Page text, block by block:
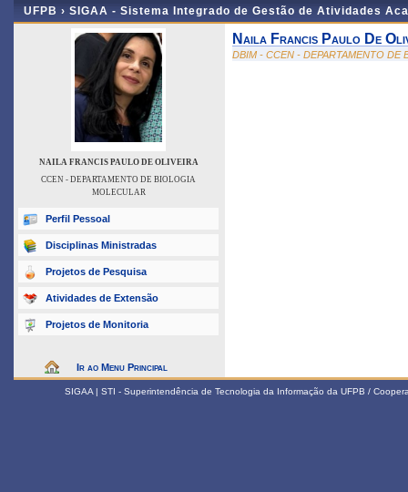
UFPB › SIGAA - Sistema Integrado de Gestão de Atividades
NAILA FRANCIS PAULO DE OLIVEIRA
CCEN - DEPARTAMENTO DE BIOLOGIA
MOLECULAR
Perfil Pessoal
Disciplinas Ministradas
Projetos de Pesquisa
Atividades de Extensão
Projetos de Monitoria
Ir ao Menu Principal
Naila Francis Paulo De
DBIM - CCEN - DEPARTAMENTO DE
SIGAA | STI - Superintendência de Tecnologia da Informação da UFPB /